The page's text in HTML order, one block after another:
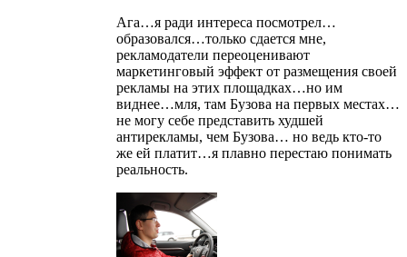
Ага…я ради интереса посмотрел…
образовался…только сдается мне,
рекламодатели переоценивают
маркетинговый эффект от размещения своей
рекламы на этих площадках…но им
виднее…мля, там Бузова на первых местах…
не могу себе представить худшей
антирекламы, чем Бузова… но ведь кто-то
же ей платит…я плавно перестаю понимать
реальность.